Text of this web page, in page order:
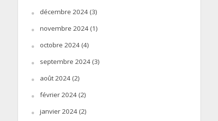
décembre 2024(3)
novembre 2024(1)
octobre 2024(4)
septembre 2024(3)
août 2024(2)
février 2024(2)
janvier 2024(2)